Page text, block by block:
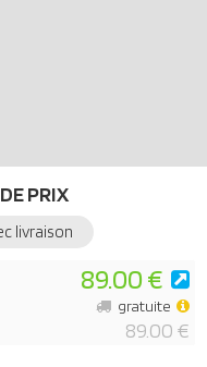
PRIX
livraison
89.00 €
89.00 €
gratuite